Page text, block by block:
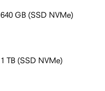
640 GB (SSD NVMe)
1 TB (SSD NVMe)